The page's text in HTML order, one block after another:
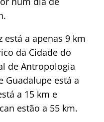
está a apenas 9 km
da Cidade do
de Antropologia
Guadalupe está a
a 15 km e
estão a 55 km.